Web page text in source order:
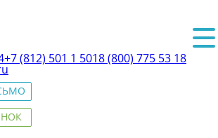
+7 (812) 501 1 5018 (800) 775 53 18